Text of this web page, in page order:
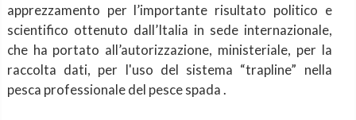
apprezzamento per l’importante risultato politico e
scientifico ottenuto dall’Italia in sede internazionale,
che ha portato all’autorizzazione, ministeriale, per la
raccolta dati, per l'uso del sistema “trapline” nella
pesca professionale del pesce spada .